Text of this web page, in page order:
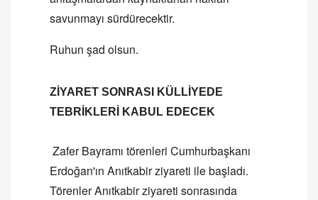
savunmayı sürdürecektir.
Ruhun şad olsun.
ZİYARET SONRASI KÜLLİYEDE
TEBRİKLERİ KABUL EDECEK
Zafer Bayramı törenleri Cumhurbaşkanı
Erdoğan'ın Anıtkabir ziyareti ile başladı.
Törenler Anıtkabir ziyareti sonrasında